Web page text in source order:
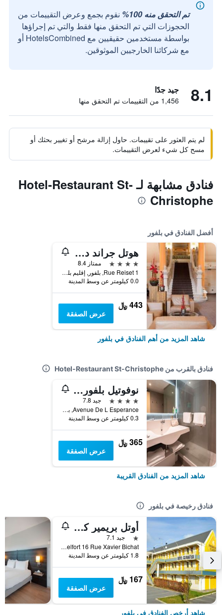
تم التحقق منه 100%
نقوم بجمع وعرض التقييمات من
الحجوزات التي تم التحقق منها فقط والتي تم إجراؤها
بواسطة مستخدمين حقيقيين مع HotelsCombined أو
مع شركائنا الخارجيين الموثوقين.
8.1 جيد جدًا
1,456 من التقييمات تم التحقق منها
لم يتم العثور على تقييمات. حاول إزالة مرشح أو تغيير بحثك أو
مسح كل شيء لعرض التقييمات.
فنادق مشابهة لـ Hotel-Restaurant St-
Christophe
أفضل الفنادق في بلفور
هوتل جراند دو تونيو دي أور
4 نجوم
ممتاز 8.4
1 Rue Reiset, بلفور, إقليم بلفور, فرنسا
0.0 كيلومتر عن وسط المدينة
443 ﷼
عرض الصفقة
شاهد المزيد من أهم الفنادق في بلفور
فنادق بالقرب من Hotel-Restaurant St-Christophe
نوفوتيل بلفور سنتر أتريا
4 نجوم
جيد 7.8
Avenue De L Esperance, بلفور, إقليم بلفور, فرنسا
0.3 كيلومتر عن وسط المدينة
365 ﷼
عرض الصفقة
شاهد المزيد من الفنادق القريبة
فنادق رخيصة في بلفور
أوتل بريمير كلاس بيلفورت
نجمة واحدة
جيد 7.1
Zac Des Hauts De Belfort 16 Rue Xavier Bichat, بلفور, إقليم بلفور, فرنسا
1.8 كيلومتر عن وسط المدينة
167 ﷼
عرض الصفقة
شاهد أرخص الفنادق في بلفور